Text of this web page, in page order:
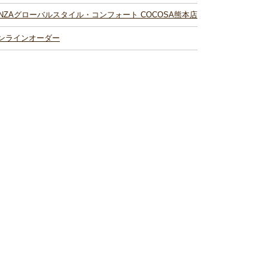
グローバルスタイル・コンフォート COCOSA熊本店
ラインオーダー